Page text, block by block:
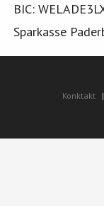
BIC:
Sparkasse
Konktakt